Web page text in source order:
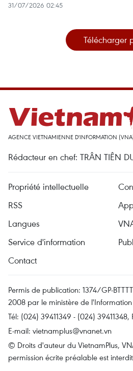
31/07/2026 02:45
Télécharger
AGENCE VIETNAMIENNE D'INFORMATION
Rédacteur en chef: TRÂN TIÊN
Propriété intellectuelle
RSS
Langues
Service d'information
Contact
Permis de publication: 1374/GP-
2008 par le ministère de
Tél: (024) 39411349 - (024) 39411348,
E-mail: vietnamplus@vnanet.vn
© Droits d'auteur du VietnamPlus,
permission écrite préalable est